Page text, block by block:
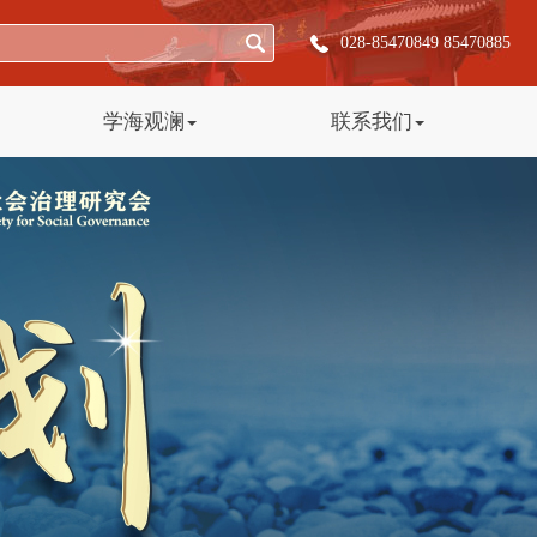
028-85470849 85470885
学海观澜 联系我们